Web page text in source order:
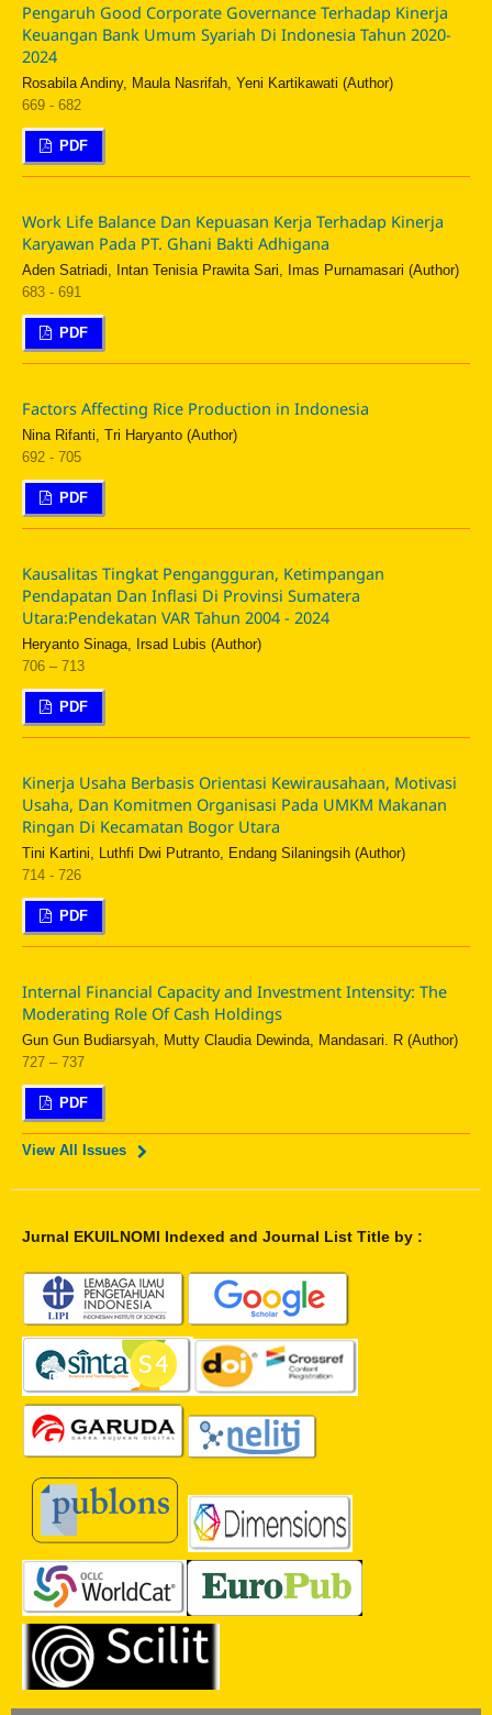
Pengaruh Good Corporate Governance Terhadap Kinerja
Keuangan Bank Umum Syariah Di Indonesia Tahun 2020-
2024
Rosabila Andiny, Maula Nasrifah, Yeni Kartikawati (Author)
669 - 682
PDF
Work Life Balance Dan Kepuasan Kerja Terhadap Kinerja
Karyawan Pada PT. Ghani Bakti Adhigana
Aden Satriadi, Intan Tenisia Prawita Sari, Imas Purnamasari (Author)
683 - 691
PDF
Factors Affecting Rice Production in Indonesia
Nina Rifanti, Tri Haryanto (Author)
692 - 705
PDF
Kausalitas Tingkat Pengangguran, Ketimpangan
Pendapatan Dan Inflasi Di Provinsi Sumatera
Utara:Pendekatan VAR Tahun 2004 - 2024
Heryanto Sinaga, Irsad Lubis (Author)
706 – 713
PDF
Kinerja Usaha Berbasis Orientasi Kewirausahaan, Motivasi
Usaha, Dan Komitmen Organisasi Pada UMKM Makanan
Ringan Di Kecamatan Bogor Utara
Tini Kartini, Luthfi Dwi Putranto, Endang Silaningsih (Author)
714 - 726
PDF
Internal Financial Capacity and Investment Intensity: The
Moderating Role Of Cash Holdings
Gun Gun Budiarsyah, Mutty Claudia Dewinda, Mandasari. R (Author)
727 – 737
PDF
View All Issues
Jurnal EKUILNOMI Indexed and Journal List Title by :